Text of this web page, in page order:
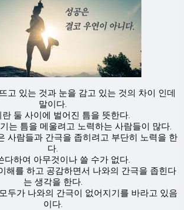
고 있는 것과 눈을 감고 있는 것의 차이 인데
말이다.
란 둘 사이에 벌어진 틈을 뜻한다.
는 틈을 메울려고 노력하는 사람들이 많다.
사람들과 간극을 좁히려고 부단히 노력을 한
다.
다하여 아무것이나 쓸 수가 없다.
해를 하고 공감하면서 나와의 간극을 좁힌다
는 생각을 한다.
두가 나와의 간극이 없어지기를 바라고 있음
이다.